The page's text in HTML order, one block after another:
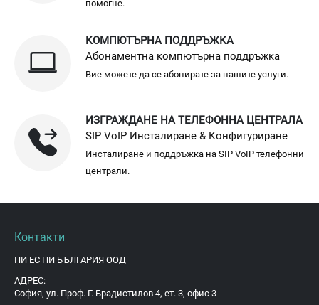
помогне.
КОМПЮТЪРНА ПОДДРЪЖКА
Абонаментна компютърна поддръжка
Вие можете да се абонирате за нашите услуги.
ИЗГРАЖДАНЕ НА ТЕЛЕФОННА ЦЕНТРАЛА
SIP VoIP Инсталиране & Конфигуриране
Инсталиране и поддръжка на SIP VoIP телефонни
централи.
Контакти
ПИ ЕС ПИ БЪЛГАРИЯ ООД
АДРЕС:
София, ул. Проф. Г. Брадистилов 4, ет. 3, офис 3